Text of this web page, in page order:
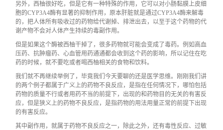
另外，西柚很好吃，但是它有一种特殊的作用，它可以对小肠黏膜上皮细
胞的CYP3A4酶有显著的抑制作用，原本肝脏就是通过CYP3A4酶来解毒
的，把人体所有吸收过的药物给代谢掉、排泄出去，以至于这个药物的代
谢产物不会对人体产生持续的毒副作用。
但是如果这个酶被西柚干掉了，很多药物就可能会变成了毒药。例如高血
压药、抗肿瘤药、心血管用药通通都会收到这个药的影响，所以记住在吃
药的时候，就不要吃或者喝西柚相关的食物和饮料。
我们就不再继续举例了，毕竟我们今天要聊的还是医学思维。刚刚我们讲
的两个例子都属于广义上的药物不良反应，是指在任何情况下，哪怕包括
药物的质量不行或者用药不当的前提下，出现的和药物目的无关的有害反
应，但是狭义上的药物不良反应，是指药物的用法用量正常的前提下出现
的有害反应。
其中副作用，就属于药物不良反应之一，除此之外，还有毒性反应、过敏